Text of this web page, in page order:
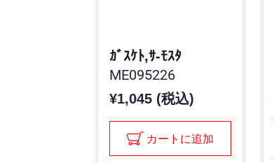
ｶﾞｽｹﾄ,ｻ-ﾓｽﾀ
ME095226
¥1,045 (税込)
カートに追加